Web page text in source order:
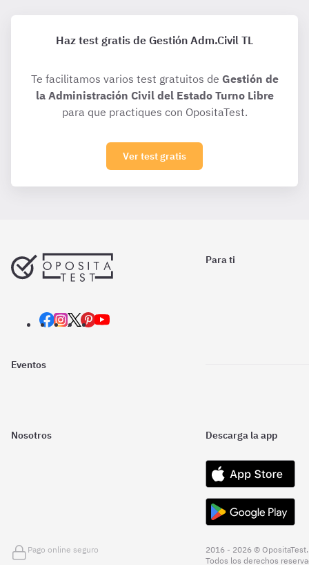
Haz test gratis de Gestión Adm.Civil TL
Te facilitamos varios test gratuitos de Gestión de
la Administración Civil del Estado Turno Libre
para que practiques con OpositaTest.
Ver test gratis
Para ti
Eventos
Nosotros Descarga la app
Pago online seguro
2016 - 2026 © OpositaTest.
Todos los derechos